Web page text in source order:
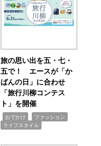
旅の思い出を五・七・
五で！ エースが「か
ばんの日」に合わせ
「旅行川柳コンテス
ト」を開催
おでかけ ファッション
ライフスタイル